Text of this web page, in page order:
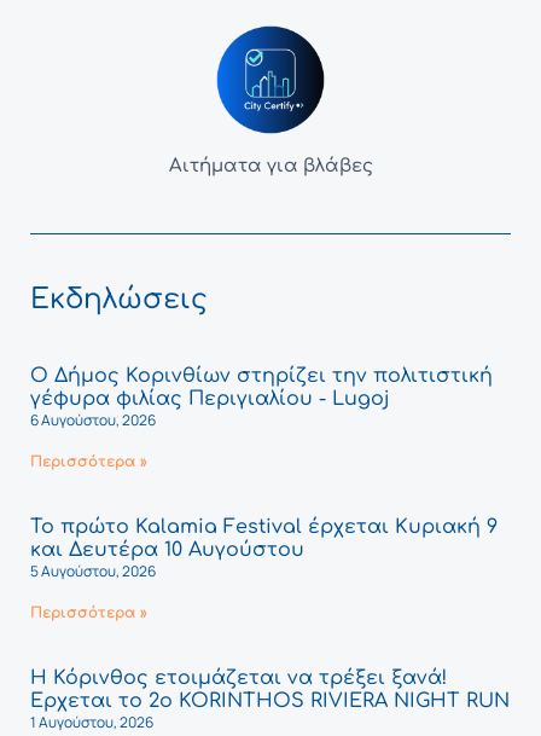
Αιτήματα για βλάβες
Εκδηλώσεις
Ο Δήμος Κορινθίων στηρίζει την πολιτιστική
γέφυρα φιλίας Περιγιαλίου - Lugoj
6 Αυγούστου, 2026
Περισσότερα »
Το πρώτο Kalamia Festival έρχεται Κυριακή 9
και Δευτέρα 10 Αυγούστου
5 Αυγούστου, 2026
Περισσότερα »
Η Κόρινθος ετοιμάζεται να τρέξει ξανά!
Έρχεται το 2ο KORINTHOS RIVIERA NIGHT RUN
1 Αυγούστου, 2026